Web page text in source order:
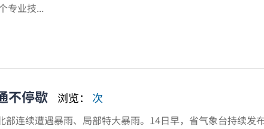
专业技...
不停歇 浏览： 次
续遭遇暴雨、局部特大暴雨。14日早，省气象台持续发